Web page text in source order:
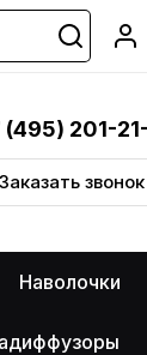
(495) 201-
Заказать звонок
Наволочки